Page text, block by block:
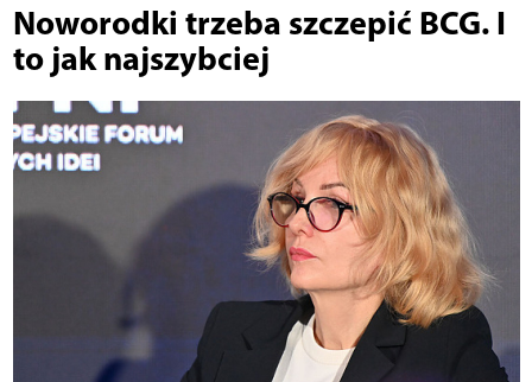
Noworodki trzeba szczepić BCG. I
to jak najszybciej